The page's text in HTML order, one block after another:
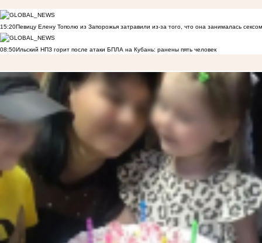
15:20Певицу Елену Тополю из Запорожья затравили из-за того, что она занималась
08:50Ильский НПЗ горит после атаки БПЛА на Кубань: ранены пять человек